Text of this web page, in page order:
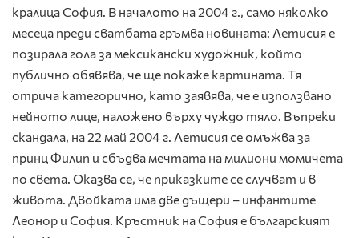
кралица София. В началото на 2004 г., само няколко
месеца преди сватбата гръмва новината: Летисия е
позирала гола за мексикански художник, който
публично обявява, че ще покаже картината. Тя
отрича категорично, като заявява, че е използвано
нейното лице, наложено върху чуждо тяло. Въпреки
скандала, на 22 май 2004 г. Летисия се омъжва за
принц Филип и сбъдва мечтата на милиони момичета
по света. Оказва се, че приказките се случват и в
живота. Двойката има две дъщери – инфантите
Леонор и София. Кръстник на София е българският